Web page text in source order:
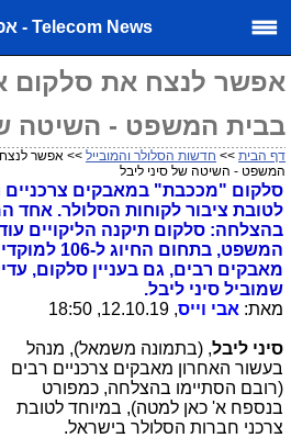
Telecom News - אפשר לנצח את...
אפשר לנצח את סלקום
בבית המשפט - השיטה
דף הבית >> חדשות הסלולר והמובייל >> אפשר
המשפט - השיטה של סיני ליבל
סלקום "מככבת" במאבקים צרכניים
לטובת ציבור לקוחות הסלולר. אחד
בהצלחה: סלקום תיקנה הליקויים עוד
מאבקים רבים, גם בעניין סלקום,
שמוביל סיני ליבל.
מאת: אבי וייס, 12.10.19, 18:50
סיני ליבל, (בתמונה משמאל), מנהל
בעשור האחרון מאבקים צרכניים רבים
(רובם הסתיימו בהצלחה, כמפורט
בנספח א' כאן למטה), במיוחד לטובת
צרכני חברות הסלולר בישראל.